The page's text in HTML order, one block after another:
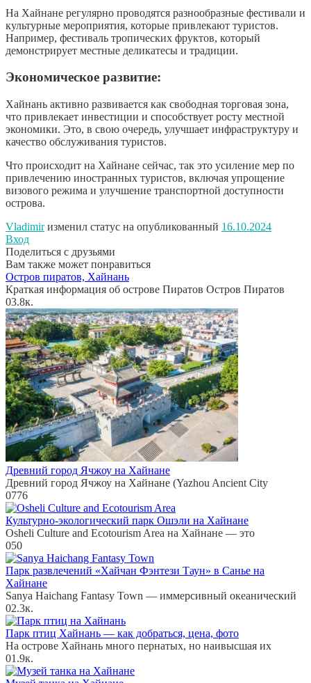
На Хайнане регулярно проводятся разнообразные фестивали и
культурные мероприятия, которые привлекают туристов.
Например, фестиваль тропических фруктов, который
демонстрирует местные деликатесы и традиции.
Экономическое развитие:
Хайнань активно развивается как свободная торговая зона,
что привлекает инвестиции и способствует росту местной
экономики. Это, в свою очередь, улучшает инфраструктуру и
качество обслуживания туристов.
Что происходит на Хайнане сейчас, так это усиление мер по
привлечению иностранных туристов, включая упрощение
визового режима и улучшение транспортной доступности
острова.
Vladimirизменил статус на опубликованный 16.10.2024
Вход
Поделиться с друзьями
Вам также может понравиться
Остров пиратов, Хайнань
Краткая информация об острове Пиратов Остров Пиратов
03.8к.
Древний город Ячжоу на Хайнане
Древний город Ячжоу на Хайнане (Yazhou Ancient City
0776
Культурно-экологический парк Ошэли на Хайнане
Osheli Culture and Ecotourism Area на Хайнане — это
050
Парк развлечений «Хайчан Фэнтези Таун» в Санье на
Хайнане
Sanya Haichang Fantasy Town — иммерсивный океанический
02.3к.
Парк птиц Хайнань — как добраться, цена, фото
На острове Хайнань много пернатых, но наивысшая их
01.9к.